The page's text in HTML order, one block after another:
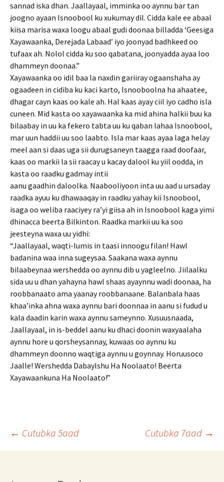
sannad iska dhan. Jaallayaal, imminka oo aynnu bar tan
joogno ayaan Isnoobool ku xukumay dil. Cidda kale ee abaal
kiisa marisa waxa loogu abaal gudi doonaa billadda ‘Geesiga
Xayawaanka, Derejada Labaad’ iyo joonyad badhkeed oo
tufaax ah. Nolol cidda ku soo qabatana, joonyadda ayaa loo
dhammeyn doonaa.”
Xayawaanka oo idil baa la naxdin gariiray ogaanshaha ay
ogaadeen in cidiba ku kaci karto, Isnooboolna ha ahaatee,
dhagar cayn kaas oo kale ah. Hal kaas ayay ciil iyo cadho isla
cuneen. Mid kasta oo xayawaanka ka mid ahina halkii buu ka
bilaabay in uu ka fekero tabta uu ku qaban lahaa Isnoobool,
mar uun haddii uu soo laabto. Isla mar kaas ayaa laga helay
meel aan si daas uga sii durugsaneyn taagga raad doofaar,
kaas oo markii la sii raacay u kacay dalool ku yiil oodda, in
kasta oo raadku gadmay intii
aanu gaadhin daloolka. Naabooliyoon inta uu aad u ursaday
raadka ayuu ku dhawaaqay in raadku yahay kii Isnoobool,
isaga oo weliba raaciyey ra’yi giisa ah in Isnoobool kaga yimi
dhinacca beerta Bilkinton. Raadka markii uu ka soo
jeesteyna waxa uu yidhi:
“Jaallayaal, waqti-lumis in taasi innoogu filan! Hawl
badanina waa inna sugeysaa. Saakana waxa aynnu
bilaabeynaa wershedda oo aynnu dib u yagleelno. Jiilaalku
sida uu u dhan yahayna hawl shaas ayaynnu wadi doonaa, ha
roobbanaato ama yaanay roobbanaane. Balanbala haas
khaa’inka ahna waxa aynnu bari doonnaa in aanu si fudud u
kala daadin karin waxa aynnu sameynno. Xusuusnaada,
Jaallayaal, in is-beddel aanu ku dhaci doonin waxyaalaha
aynnu hore u qorsheysannay, kuwaas oo aynnu ku
dhammeyn doonno waqtiga aynnu u goynnay. Horuusoco
Jaalle! Wershedda Dabaylshu Ha Noolaato! Beerta
Xayawaankuna Ha Noolaato!”
Post
← Cutubka 5aad Cutubka 7aad →